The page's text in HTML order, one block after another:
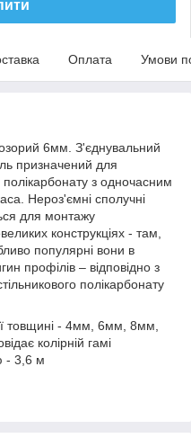
Оплата Умови
6мм. З'єднувальний
призначений для
з одночасним
Нероз'ємні сполучні
для монтажу
конструкціях - там,
популярні вони в
профілів – відповідно з
полікарбонату
товщині - 4мм, 6мм, 8мм,
колірній гамі
- 3,6 м